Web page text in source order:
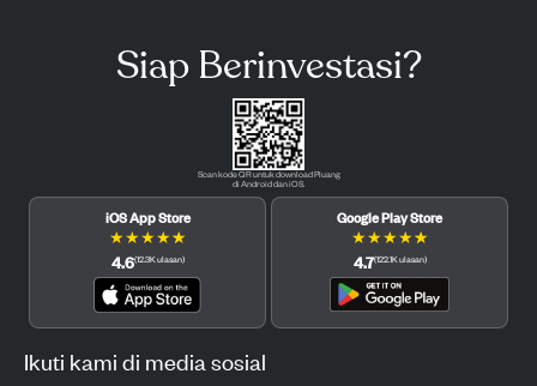
Siap Berinvestasi?
Scan kode QR untuk download Pluang
di Android dan iOS.
iOS App Store
★★★★★
4.6(12.3Kulasan)
Google Play Store
★★★★★
4.7(122.1Kulasan)
Ikuti kami di media sosial